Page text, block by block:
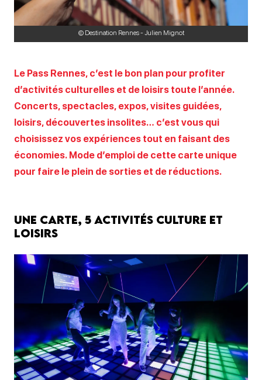
© Destination Rennes - Julien Mignot
Le Pass Rennes, c’est le bon plan pour profiter
d’activités culturelles et de loisirs toute l’année.
Concerts, spectacles, expos, visites guidées,
loisirs, découvertes insolites… c’est vous qui
choisissez vos expériences tout en faisant des
économies. Mode d’emploi de cette carte unique
pour faire le plein de sorties et de réductions.
Une carte, 5 activités culture et
loisirs